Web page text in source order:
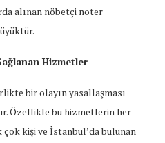
alınan nöbetçi noter
Hizmetler
bir olayın yasallaşması
Özellikle bu hizmetlerin her
kişi ve İstanbul’da bulunan